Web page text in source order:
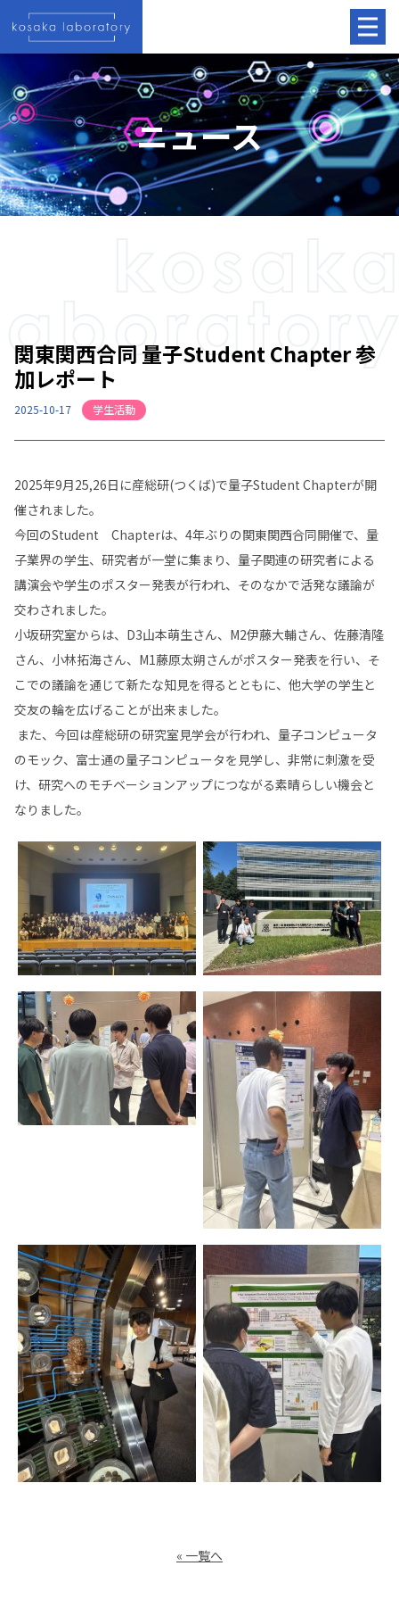
ニュース
関東関西合同 量子Student Chapter 参
加レポート
2025-10-17 学生活動
2025年9月25,26日に産総研(つくば)で量子Student Chapterが開
催されました。
今回のStudent Chapterは、4年ぶりの関東関西合同開催で、量
子業界の学生、研究者が一堂に集まり、量子関連の研究者による
講演会や学生のポスター発表が行われ、そのなかで活発な議論が
交わされました。
小坂研究室からは、D3山本萌生さん、M2伊藤大輔さん、佐藤清隆
さん、小林拓海さん、M1藤原太朔さんがポスター発表を行い、そ
こでの議論を通じて新たな知見を得るとともに、他大学の学生と
交友の輪を広げることが出来ました。
また、今回は産総研の研究室見学会が行われ、量子コンピュータ
のモック、富士通の量子コンピュータを見学し、非常に刺激を受
け、研究へのモチベーションアップにつながる素晴らしい機会と
なりました。
« 一覧へ